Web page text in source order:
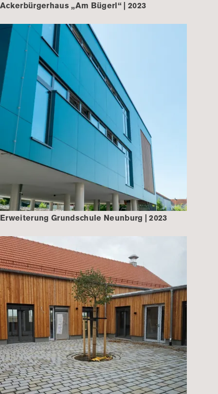
Ackerbürgerhaus „Am Bügerl“ | 2023
Erweiterung Grundschule Neunburg | 2023